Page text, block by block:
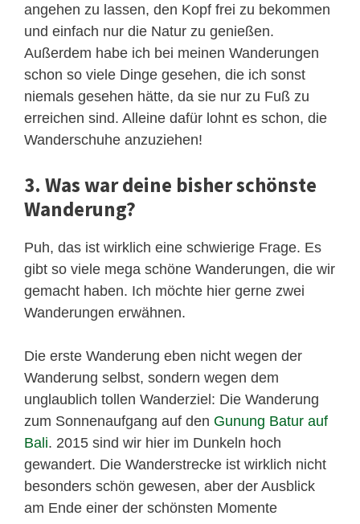
angehen zu lassen, den Kopf frei zu bekommen
und einfach nur die Natur zu genießen.
Außerdem habe ich bei meinen Wanderungen
schon so viele Dinge gesehen, die ich sonst
niemals gesehen hätte, da sie nur zu Fuß zu
erreichen sind. Alleine dafür lohnt es schon, die
Wanderschuhe anzuziehen!
3. Was war deine bisher schönste
Wanderung?
Puh, das ist wirklich eine schwierige Frage. Es
gibt so viele mega schöne Wanderungen, die wir
gemacht haben. Ich möchte hier gerne zwei
Wanderungen erwähnen.
Die erste Wanderung eben nicht wegen der
Wanderung selbst, sondern wegen dem
unglaublich tollen Wanderziel: Die Wanderung
zum Sonnenaufgang auf den Gunung Batur auf
Bali. 2015 sind wir hier im Dunkeln hoch
gewandert. Die Wanderstrecke ist wirklich nicht
besonders schön gewesen, aber der Ausblick
am Ende einer der schönsten Momente